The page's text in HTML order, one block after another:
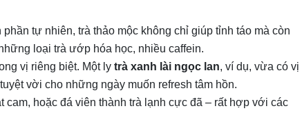
tự nhiên, trà thảo mộc không chỉ giúp tỉnh táo mà còn
loại trà ướp hóa học, nhiều caffein.
vị riêng biệt. Một ly trà xanh lài ngọc lan, ví dụ, vừa có vị
vời cho những ngày muốn refresh tâm hồn.
cam, hoặc đá viên thành trà lạnh cực đã – rất hợp với các